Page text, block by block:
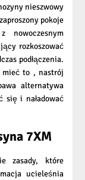
nieszwowy
pokoje
rozkoszować
podłączenia.
mieć to , nastrój
alternatywa
się i naładować
7XM
zasady, które
ucieleśnia